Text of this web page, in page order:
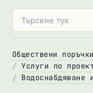
Обществени
Услуги по
Водоснабдяване